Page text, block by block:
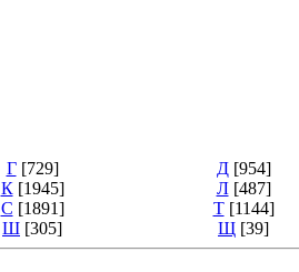
Г [729] Д [954]
К [1945] Л [487]
С [1891] Т [1144]
Ш [305] Щ [39]